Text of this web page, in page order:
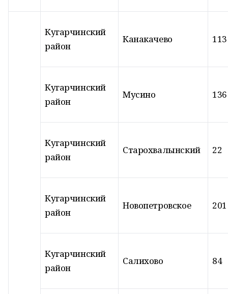
Кугарчинский
район
Канакачево 113
Кугарчинский
район
Мусино 136
Кугарчинский
район
Старохвалынский 22
Кугарчинский
район
Новопетровское 201
Кугарчинский
район
Салихово 84